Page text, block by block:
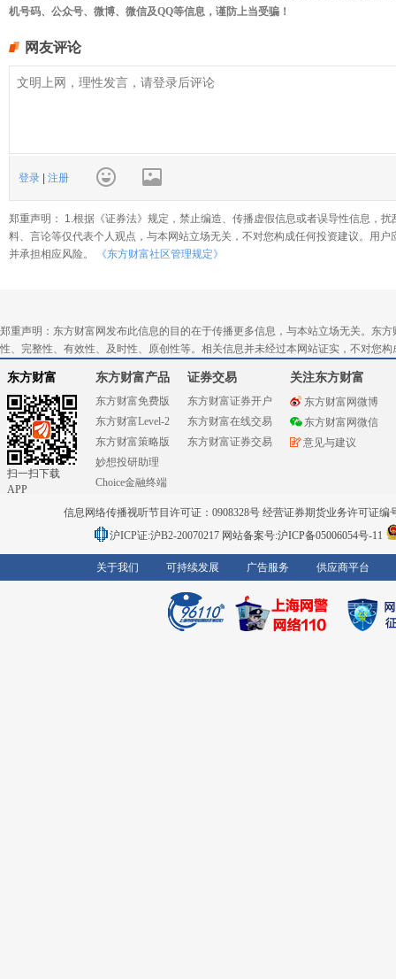
机号码、公众号、微博、微信及QQ等信息，谨防上当受骗！
网友评论
登录 注册
郑重声明： 1.根据《证券法》规定，禁止编造、传播虚假信息或者误导性信息，
料、言论等仅代表个人观点，与本网站立场无关，不对您构成任何投资建议。用
并承担相应风险。
《东方财富社区管理规定》
郑重声明：东方财富网发布此信息的目的在于传播更多信息，与本站立场无关。东
性、完整性、有效性、及时性、原创性等。相关信息并未经过本网站证实，不对您
东方财富
扫一扫下载
APP
东方财富产品
东方财富免费版
东方财富Level-2
东方财富策略版
妙想投研助理
Choice金融终端
证券交易
东方财富证券开户
东方财富在线交易
东方财富证券交易
关注东方财富
东方财富网微博
东方财富网微信
意见与建议
信息网络传播视听节目许可证：0908328号 经营证券期货业务许可证编
沪ICP证:沪B2-20070217 网站备案号:沪ICP备05006054号-11
关于我们 可持续发展 广告服务 供应商平台